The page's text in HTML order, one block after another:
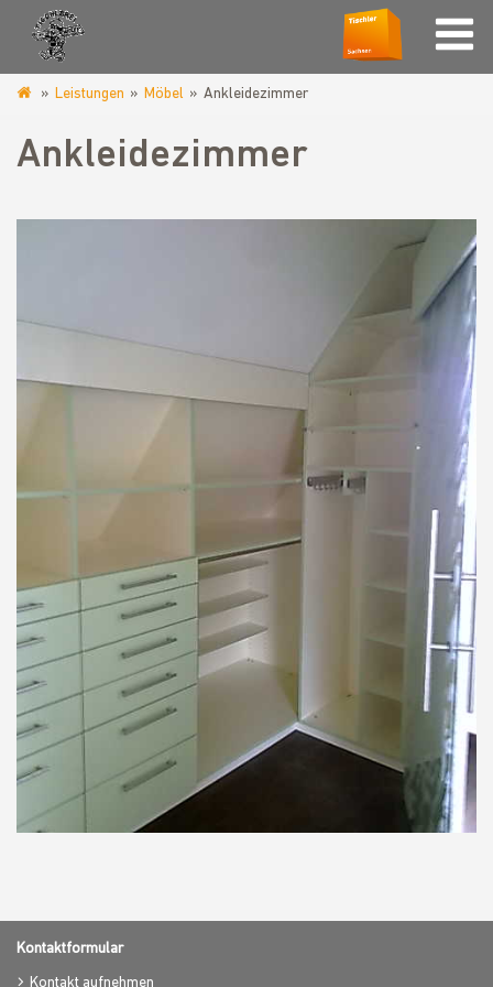
wolff.de
Leistungen Möbel Ankleidezimmer
Ankleidezimmer
Kontaktformular
Kontakt aufnehmen